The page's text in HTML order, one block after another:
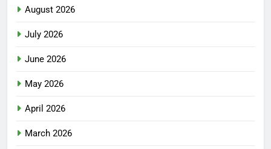
August 2026
July 2026
June 2026
May 2026
April 2026
March 2026